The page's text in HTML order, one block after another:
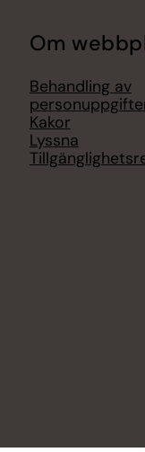
Om
Behandling av
Kakor
Lyssna